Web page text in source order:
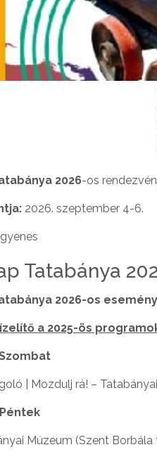
2026-os
2026. szeptember 4-6.
Tatabánya
2026-os
a 2025-ös
| Mozdulj rá! –
Múzeum (Szent